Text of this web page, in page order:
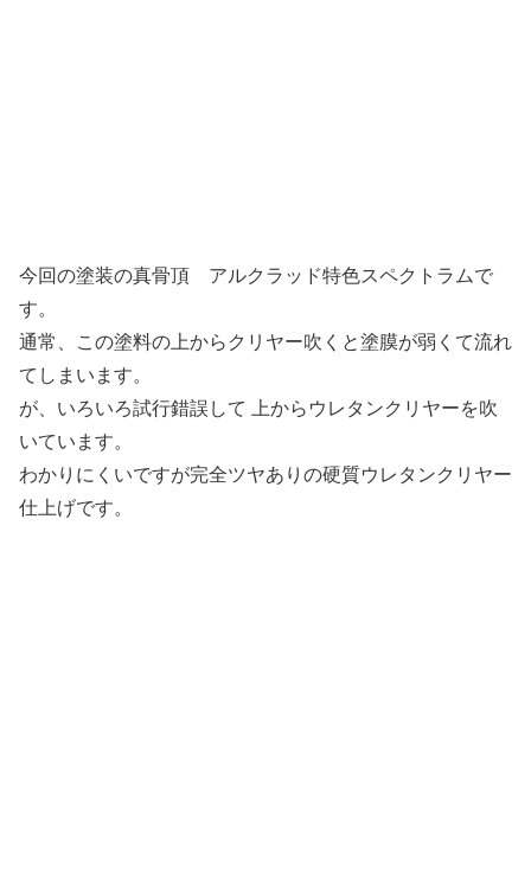
今回の塗装の真骨頂 アルクラッド特色スペクトラムで
す。
通常、この塗料の上からクリヤー吹くと塗膜が弱くて流れ
てしまいます。
が、いろいろ試行錯誤して 上からウレタンクリヤーを吹
いています。
わかりにくいですが完全ツヤありの硬質ウレタンクリヤー
仕上げです。